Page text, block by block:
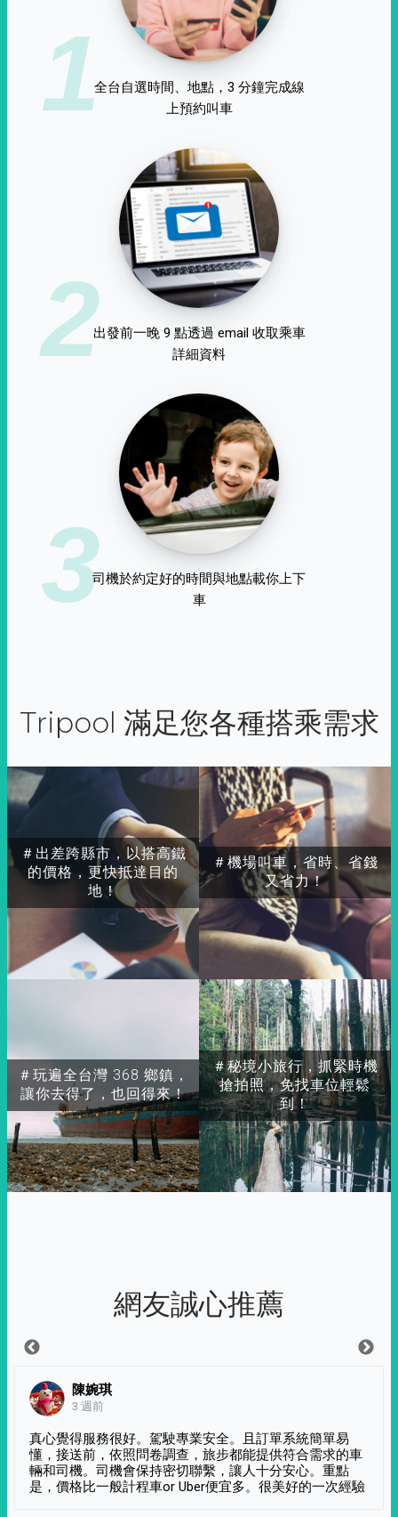
1全台自選時間、地點，3 分鐘完成線
上預約叫車
2出發前一晚 9 點透過 email 收取乘車
詳細資料
3司機於約定好的時間與地點載你上下
車
Tripool 滿足您各種搭乘需求
＃出差跨縣市，以搭高鐵
的價格，更快抵達目的
地！
＃玩遍全台灣 368 鄉鎮，
讓你去得了，也回得來！
＃秘境小旅行，抓緊時機
搶拍照，免找車位輕鬆
到！
＃機場叫車，省時、省錢
又省力！
網友誠心推薦
陳婉琪
3 週前
真心覺得服務很好。駕駛專業安全。且訂單系統簡單易
懂，接送前，依照問卷調查，旅步都能提供符合需求的車
輛和司機。司機會保持密切聯繫，讓人十分安心。重點
是，價格比一般計程車or Uber便宜多。很美好的一次經驗